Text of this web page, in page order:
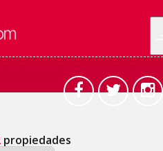
propiedades